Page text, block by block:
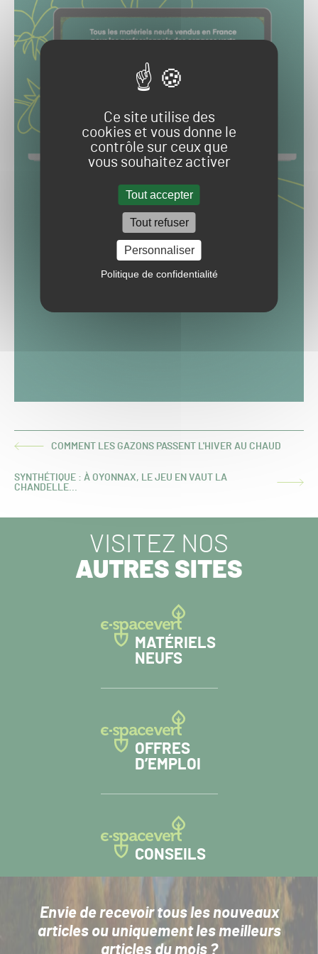
Ce site utilise des
cookies et vous donne le
contrôle sur ceux que
vous souhaitez activer
Tout accepter
Tout refuser
Personnaliser
Politique de confidentialité
ARTICLECOMMENT LES GAZONS PASSENT L'HIVER AU CHAUD
ARTICLE
SYNTHÉTIQUE : À OYONNAX, LE JEU EN VAUT LA
CHANDELLE...
VISITEZ NOS
AUTRES SITES
MATÉRIELS
NEUFS
OFFRES
D’EMPLOI
CONSEILS
Envie de recevoir tous les nouveaux
articlesou uniquement les meilleurs
articles du mois ?